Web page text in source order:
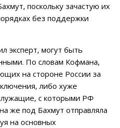
поскольку зачастую их
без поддержки
эксперт, могут быть
По словам Кофмана,
на стороне России за
либо хуже
с которыми РФ
же под Бахмут отправляла
на основных